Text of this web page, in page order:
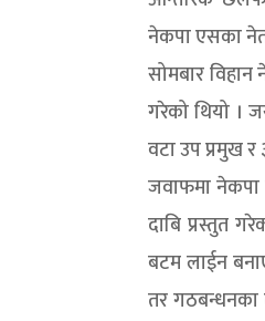
नेकपा एसका
सोमबार
गरेको थियो ।
वटा उप प्रमुख र
जवाफमा नेकपा
दाबि प्रस्तुत
बटम लाईन
तर गठबन्धनका